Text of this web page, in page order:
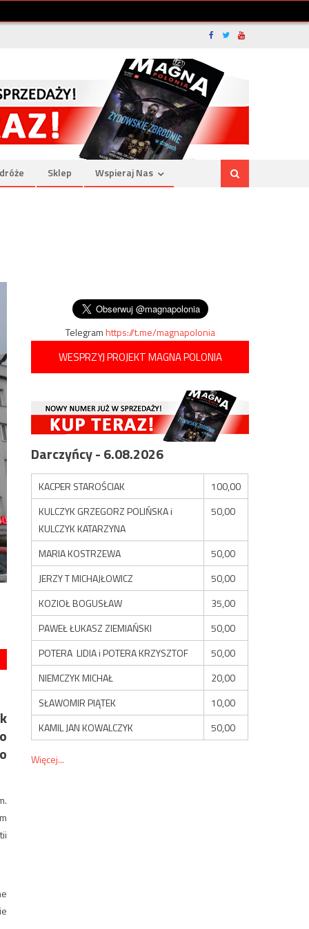
Sklep Wspieraj Nas
Telegramhttps://t.me/magnapolonia
WESPRZYJ PROJEKT MAGNA POLONIA
Darczyńcy - 6.08.2026
KACPER STAROŚCIAK
100,00
KULCZYK GRZEGORZ POLIŃSKA i
KULCZYK KATARZYNA
50,00
MARIA KOSTRZEWA
50,00
JERZY T MICHAJŁOWICZ
50,00
KOZIOŁ BOGUSŁAW
35,00
PAWEŁ ŁUKASZ ZIEMIAŃSKI
50,00
POTERA LIDIA i POTERA KRZYSZTOF
50,00
NIEMCZYK MICHAŁ
20,00
SŁAWOMIR PIĄTEK
10,00
KAMIL JAN KOWALCZYK
50,00
Więcej...